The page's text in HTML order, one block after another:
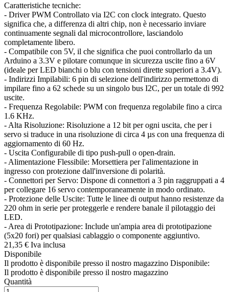
Caratteristiche tecniche:
- Driver PWM Controllato via I2C con clock integrato. Questo
significa che, a differenza di altri chip, non è necessario inviare
continuamente segnali dal microcontrollore, lasciandolo
completamente libero.
- Compatibile con 5V, il che significa che puoi controllarlo da un
Arduino a 3.3V e pilotare comunque in sicurezza uscite fino a 6V
(ideale per LED bianchi o blu con tensioni dirette superiori a 3.4V).
- Indirizzi Impilabili: 6 pin di selezione dell'indirizzo permettono di
impilare fino a 62 schede su un singolo bus I2C, per un totale di 992
uscite.
- Frequenza Regolabile: PWM con frequenza regolabile fino a circa
1.6 KHz.
- Alta Risoluzione: Risoluzione a 12 bit per ogni uscita, che per i
servo si traduce in una risoluzione di circa 4 µs con una frequenza di
aggiornamento di 60 Hz.
- Uscita Configurabile di tipo push-pull o open-drain.
- Alimentazione Flessibile: Morsettiera per l'alimentazione in
ingresso con protezione dall'inversione di polarità.
- Connettori per Servo: Dispone di connettori a 3 pin raggruppati a 4
per collegare 16 servo contemporaneamente in modo ordinato.
- Protezione delle Uscite: Tutte le linee di output hanno resistenze da
220 ohm in serie per proteggerle e rendere banale il pilotaggio dei
LED.
- Area di Prototipazione: Include un'ampia area di prototipazione
(5x20 fori) per qualsiasi cablaggio o componente aggiuntivo.
21,35 € Iva inclusa
Disponibile
Il prodotto è disponibile presso il nostro magazzino Disponibile:
Il prodotto è disponibile presso il nostro magazzino
Quantità